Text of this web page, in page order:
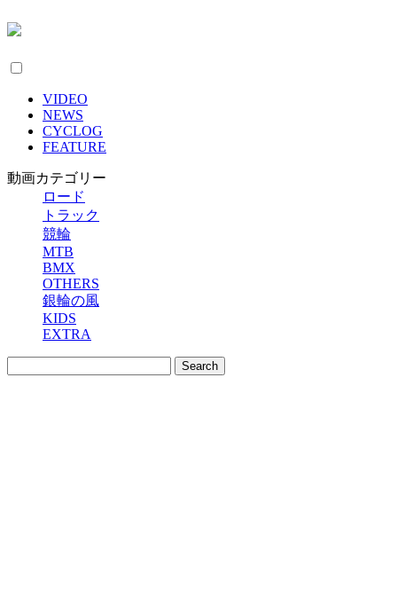
VIDEO
NEWS
CYCLOG
FEATURE
動画カテゴリー
ロード
トラック
競輪
MTB
BMX
OTHERS
銀輪の風
KIDS
EXTRA